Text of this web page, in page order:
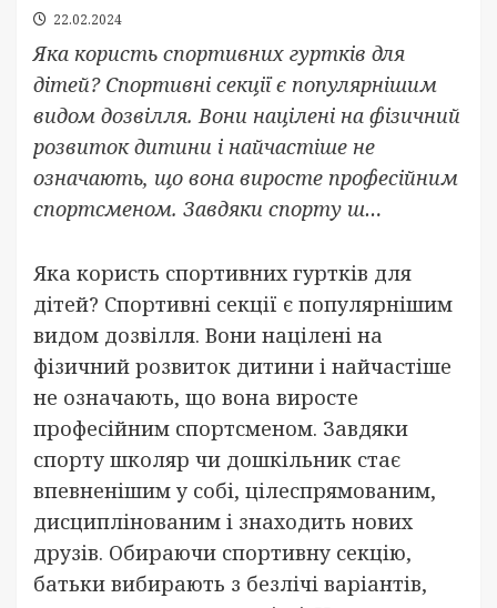
22.02.2024
Яка користь спортивних гуртків для
дітей? Спортивні секції є популярнішим
видом дозвілля. Вони націлені на фізичний
розвиток дитини і найчастіше не
означають, що вона виросте професійним
спортсменом. Завдяки спорту ш…
Яка користь спортивних гуртків для
дітей? Спортивні секції є популярнішим
видом дозвілля. Вони націлені на
фізичний розвиток дитини і найчастіше
не означають, що вона виросте
професійним спортсменом. Завдяки
спорту школяр чи дошкільник стає
впевненішим у собі, цілеспрямованим,
дисциплінованим і знаходить нових
друзів. Обираючи спортивну секцію,
батьки вибирають з безлічі варіантів,